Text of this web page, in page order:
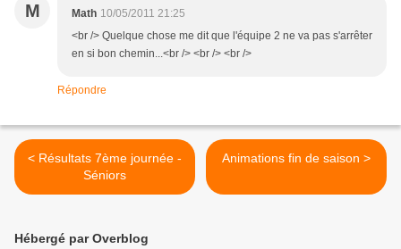
M Math 10/05/2011 21:25
<br /> Quelque chose me dit que l'équipe 2 ne va pas s'arrêter
en si bon chemin...<br /> <br /> <br />
Répondre
< Résultats 7ème journée -
Séniors
Animations fin de saison >
Hébergé par Overblog